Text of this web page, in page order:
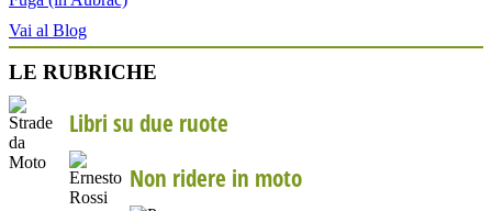
Vai al Blog
LE RUBRICHE
Libri su due ruote
Non ridere in moto